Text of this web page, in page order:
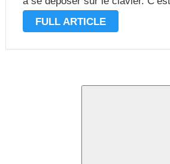
que la tente de protection pour
prend son sens. Elle ne promet
FULL ARTICLE